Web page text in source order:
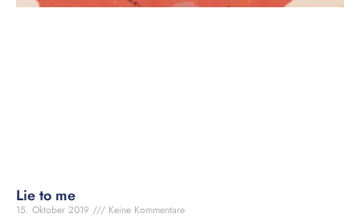
Lie to me
15. Oktober 2019 Keine Kommentare